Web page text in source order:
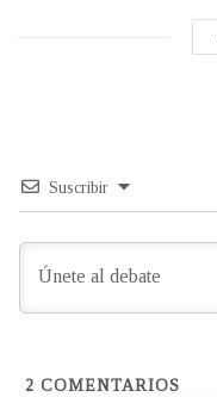
Suscribir
2 COMENTARIOS